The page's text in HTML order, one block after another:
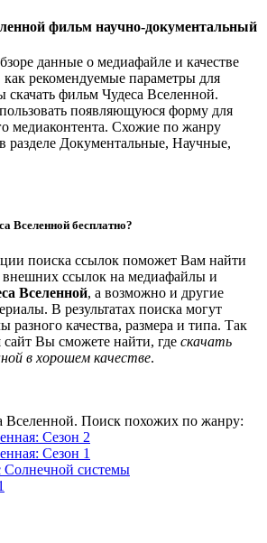
фильм научно-документальный
данные о медиафайле и качестве
рекомендуемые параметры для
скачать фильм Чудеса Вселенной.
появляющуюся форму для
медиаконтента. Схожие по жанру
Документальные, Научные,
Вселенной бесплатно?
поиска ссылок поможет Вам найти
внешних ссылок на медиафайлы и
Вселенной, а возможно и другие
В результатах поиска могут
разного качества, размера и типа. Так
Вы сможете найти, где скачать
в хорошем качестве.
Вселенной. Поиск похожих по жанру: